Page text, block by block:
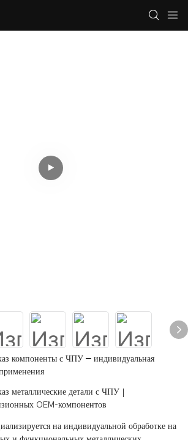
компоненты с ЧПУ — индивидуальная
металлические детали с ЧПУ |
OEM-компонентов
на индивидуальной обработке на